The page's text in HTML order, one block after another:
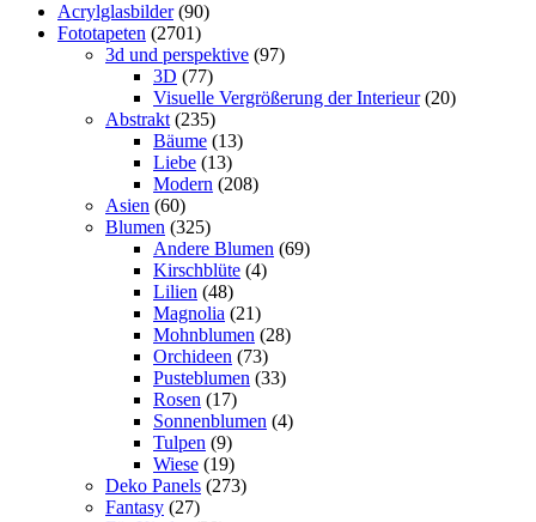
Acrylglasbilder (90)
Fototapeten (2701)
3d und perspektive (97)
3D (77)
Visuelle Vergrößerung der Interieur (20)
Abstrakt (235)
Bäume (13)
Liebe (13)
Modern (208)
Asien (60)
Blumen (325)
Andere Blumen (69)
Kirschblüte (4)
Lilien (48)
Magnolia (21)
Mohnblumen (28)
Orchideen (73)
Pusteblumen (33)
Rosen (17)
Sonnenblumen (4)
Tulpen (9)
Wiese (19)
Deko Panels (273)
Fantasy (27)